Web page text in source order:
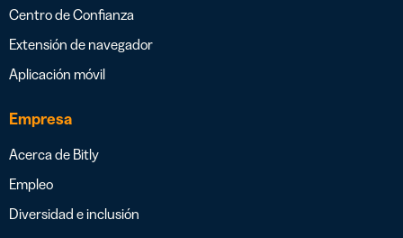
Centro de Confianza
Extensión de navegador
Aplicación móvil
Empresa
Acerca de Bitly
Empleo
Diversidad e inclusión